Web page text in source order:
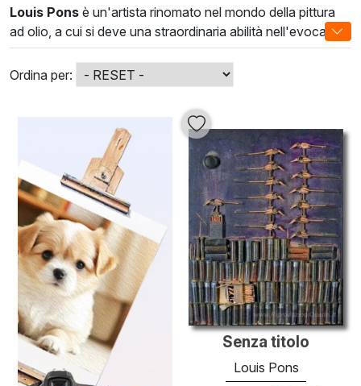
Louis Pons è un'artista rinomato nel mondo della pittura
ad olio, a cui si deve una straordinaria abilità nell'evocare
emozioni attraverso l'uso sapiente del colore e della luce.
Le sue opere, caratterizzate da uno stile distintivo, sono
un'esplosione di creatività e riflessione, perfettamente in
grado di catturare l'attenzione e stimolare la mente.
Questi dipinti non solo arricchiscono l'estetica degli spazi,
ma portano anche un senso di intimità e calore, creando
un'atmosfera unica. Scegliendo un'opera diLouis Pons, i
clienti possono trasformare le loro case in gallerie d'arte
personali, infondendo ogni ambiente con un tocco di
eleganza e sofisticatezza che incanta e ispira.
Ordina per:
Senza titolo
Louis Pons